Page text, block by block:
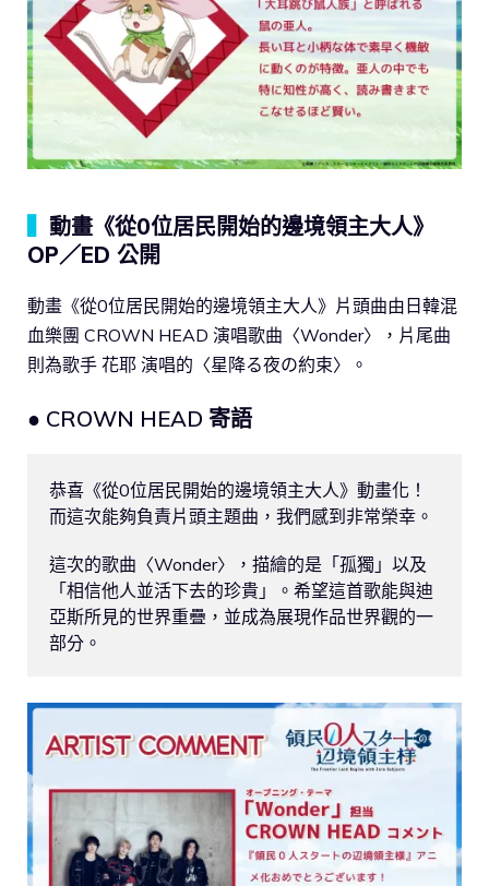
動畫《從0位居民開始的邊境領主大人》
OP／ED 公開
動畫《從0位居民開始的邊境領主大人》片頭曲由日韓混
血樂團 CROWN HEAD 演唱歌曲〈Wonder〉，片尾曲
則為歌手 花耶 演唱的〈星降る夜の約束〉。
● CROWN HEAD 寄語
恭喜《從0位居民開始的邊境領主大人》動畫化！
而這次能夠負責片頭主題曲，我們感到非常榮幸。
這次的歌曲〈Wonder〉，描繪的是「孤獨」以及
「相信他人並活下去的珍貴」。希望這首歌能與迪
亞斯所見的世界重疊，並成為展現作品世界觀的一
部分。